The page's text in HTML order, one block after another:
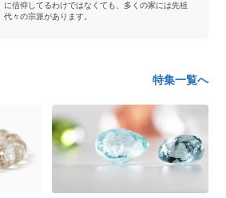
に信仰してるわけではなくても、多くの家には先祖
代々の宗派があります。
特集一覧へ